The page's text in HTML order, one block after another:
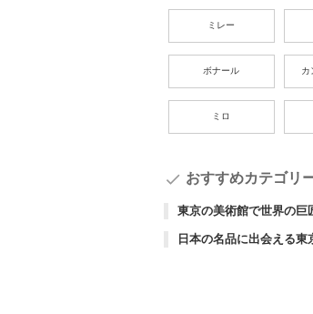
ミレー
ボナール カ
ミロ
check おすすめカテゴリ
東京の美術館で世界の巨
日本の名品に出会える東